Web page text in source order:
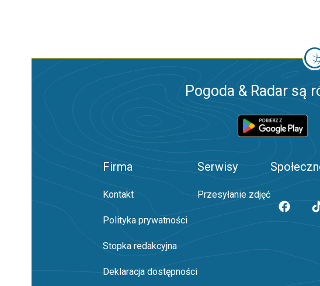
Pogoda & Radar są
Firma
Kontakt
Polityka prywatności
Stopka redakcyjna
Deklaracja dostępności
Serwisy
Przesyłanie zdjęć